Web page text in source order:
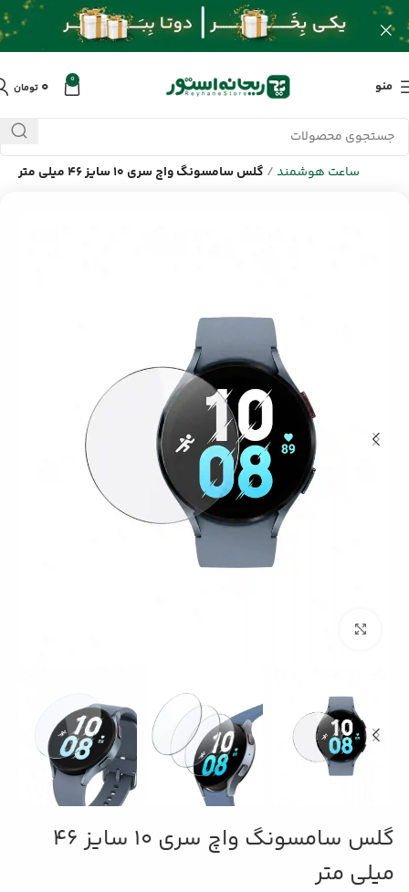
منو 0 ۰ تومان
خانه/محصولات/ساعت هوشمند و جانبی/گلس و محافظ صفحه
ساعت هوشمند/ گلس سامسونگ واچ سری 10 سایز 46 میلی متر
گلس سامسونگ واچ سری 10 سایز 46
میلی متر